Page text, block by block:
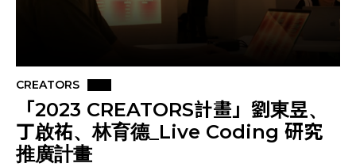
CREATORS
「2023 CREATORS計畫」劉東昱、
丁啟祐、林育德_Live Coding 研究
推廣計畫